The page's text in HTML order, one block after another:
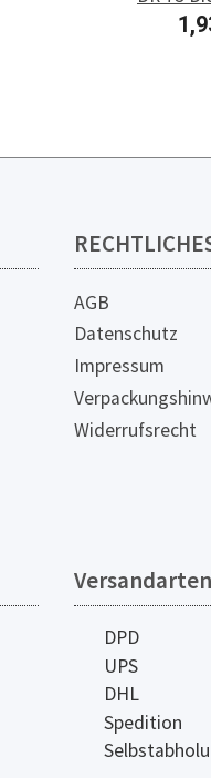
75,
AGB
Datenschutz
Impressum
Widerrufsrecht
Versandarten
DPD
UPS
DHL
Spedition